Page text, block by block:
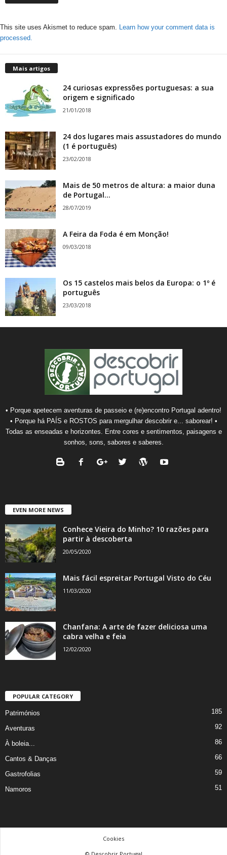
This site uses Akismet to reduce spam. Learn how your comment data is
processed.
Mais artigos
24 curiosas expressões portuguesas: a sua
origem e significado
21/01/2018
24 dos lugares mais assustadores do mundo
(1 é português)
23/02/2018
Mais de 50 metros de altura: a maior duna
de Portugal...
28/07/2019
A Feira da Foda é em Monção!
09/03/2018
Os 15 castelos mais belos da Europa: o 1º é
português
23/03/2018
• Porque apetecem aventuras de passeio e (re)encontro Portugal adentro!
• Porque há PAÍS e ROSTOS para mergulhar descobrir e... saborear! •
Todas as enseadas e horizontes. Entre cores e sentimentos, paisagens e
sonhos, sons, sabores e saberes.
EVEN MORE NEWS
Conhece Vieira do Minho? 10 razões para
partir à descoberta
20/05/2020
Mais fácil espreitar Portugal Visto do Céu
11/03/2020
Chanfana: A arte de fazer deliciosa uma
cabra velha e feia
12/02/2020
POPULAR CATEGORY
Patrimónios 185
Aventuras 92
À boleia... 86
Cantos & Danças 66
Gastrofolias 59
Namoros 51
Cookies